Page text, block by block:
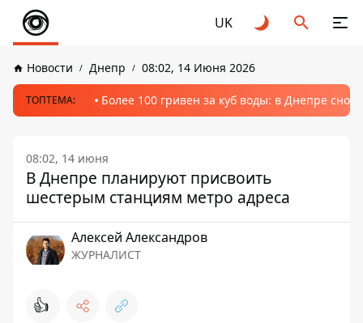
UK
Новости Днепр 08:02, 14 Июня 2026
ТОПТЕМА: Более 100 гривен за куб воды: в Днепре
08:02, 14 июня
В Днепре планируют присвоить
шестерым станциям метро адреса
Алексей Александров
ЖУРНАЛИСТ
👍